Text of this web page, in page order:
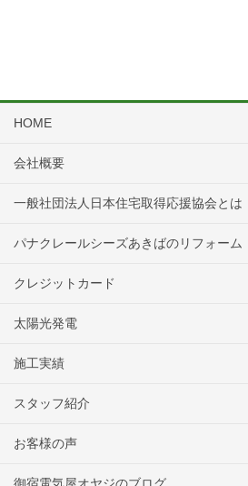
HOME
会社概要
一般社団法人日本住宅取得応援協会とは
パナクレールシーズあきばのリフォーム
クレジットカード
太陽光発電
施工実績
スタッフ紹介
お客様の声
御宿電気屋オヤジのブログ